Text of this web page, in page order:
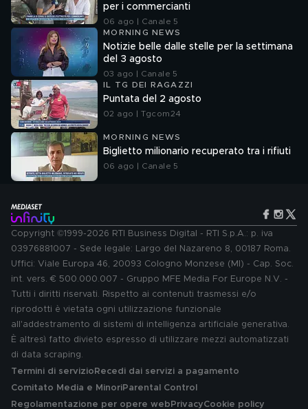
per i commercianti
06 ago | Canale 5
MORNING NEWS
Notizie belle dalle stelle per la settimana
del 3 agosto
03 ago | Canale 5
IL TG DEI RAGAZZI
Puntata del 2 agosto
02 ago | Tgcom24
MORNING NEWS
Biglietto milionario recuperato tra i rifiuti
06 ago | Canale 5
Copyright ©1999-2026 RTI Business Digital - RTI S.p.A.: p. iva
03976881007 - Sede legale: Largo del Nazareno 8, 00187 Roma.
Uffici: Viale Europa 46, 20093 Cologno Monzese (MI) - Cap. Soc.
int. vers. € 500.000.007 - Gruppo MFE Media For Europe N.V. -
Tutti i diritti riservati. Rispetto ai contenuti trasmessi e/o
riprodotti è vietata ogni utilizzazione funzionale
all'addestramento di sistemi di intelligenza artificiale generativa.
È altresì fatto divieto espresso di utilizzare mezzi automatizzati
di data scraping.
Termini di servizio Recedi dai servizi a pagamento
Comitato Media e MinoriParental Control
Regolamentazione per opere web PrivacyCookie policy